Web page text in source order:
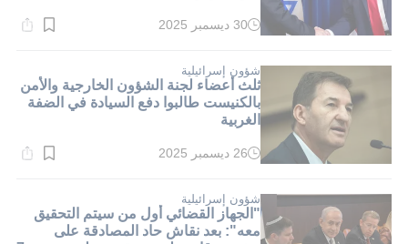
وقت
دقيقة.
30 ديسمبر 2025
شؤون إسرائيلية
ثلث أعضاء لجنة الشؤون الخارجية والأمن
بالكنيست طالبوا دفع السيادة في الضفة
الغربية
وقت
دقيقة.
26 ديسمبر 2025
شؤون إسرائيلية
"الجهاز القضائي أول من سيتم التحقيق
معه": بعد نقاش حاد المصادقة على